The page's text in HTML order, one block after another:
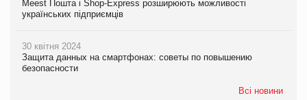
Meest Пошта і Shop-Express розширюють можливості
українських підприємців
30 квітня 2024
Защита данных на смартфонах: советы по повышению
безопасности
Всі новини